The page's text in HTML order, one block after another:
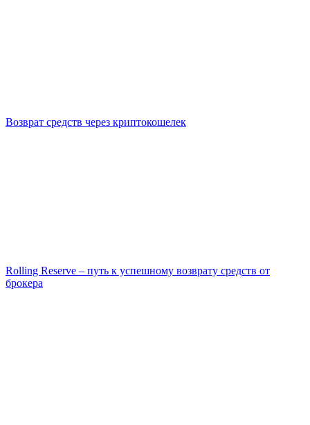
Возврат средств через криптокошелек
Rolling Reserve – путь к успешному возврату средств от
брокера